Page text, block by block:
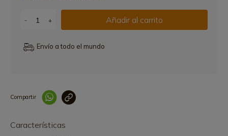
- + Añadir al carrito
Envío a todo el mundo
Compartir
Características